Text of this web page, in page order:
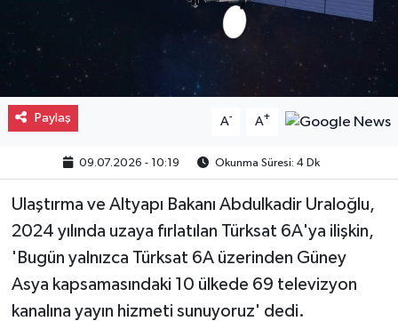
Paylaş A- A+
09.07.2026 - 10:19 Okunma Süresi: 4 Dk
Ulaştırma ve Altyapı Bakanı Abdulkadir Uraloğlu,
2024 yılında uzaya fırlatılan Türksat 6A'ya ilişkin,
'Bugün yalnızca Türksat 6A üzerinden Güney
Asya kapsamasındaki 10 ülkede 69 televizyon
kanalına yayın hizmeti sunuyoruz' dedi.